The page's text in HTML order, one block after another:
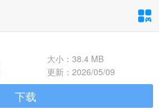
1百+款手游
大小：38.4 MB
更新：2026/05/09
下载